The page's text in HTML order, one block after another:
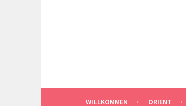
WILLKOMMEN ORIENT